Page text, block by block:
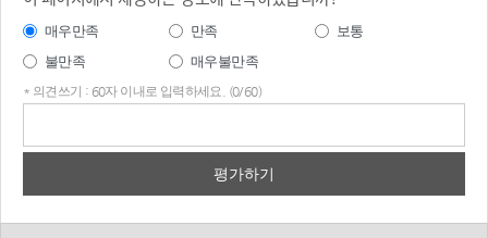
매우만족 만족
보통
불만족
매우불만족
* 의견쓰기 : 60자 이내로 입력하세요. (0/60)